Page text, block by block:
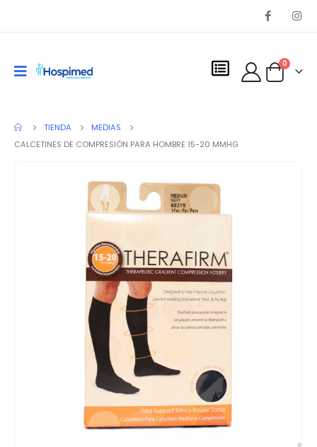
0
TIENDA
MEDIAS
CALCETINES DE COMPRESIÓN PARA HOMBRE 15-20 MMHG